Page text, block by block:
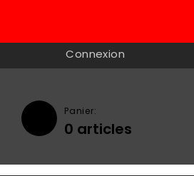
Connexion
Panier:
0 articles